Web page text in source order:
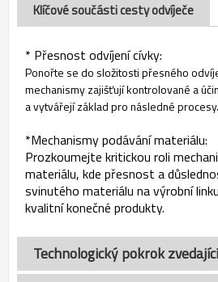
Klíčové součásti cesty odvíječe
* Přesnost odvíjení cívky:
Ponořte se do složitosti přesného
mechanismy zajišťují kontrolované a
a vytvářejí základ pro následné procesy.
*Mechanismy podávání materiálu:
Prozkoumejte kritickou roli
materiálu, kde přesnost a
svinutého materiálu na výrobní
kvalitní konečné produkty.
Technologický pokrok